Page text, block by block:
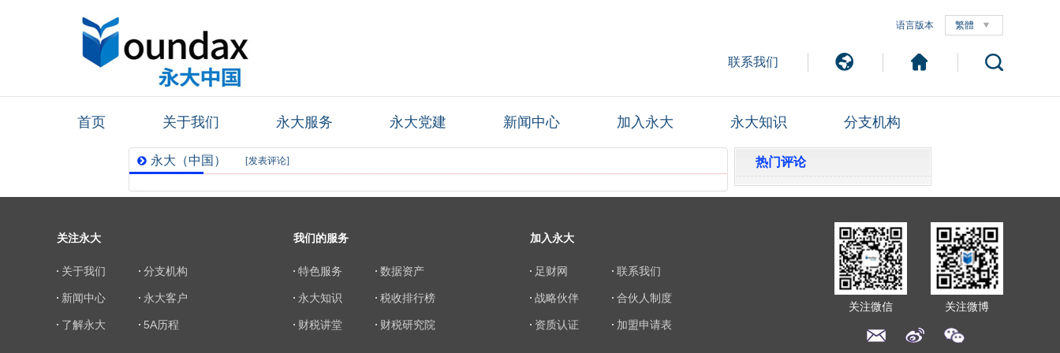
语言版本 繁體
联系我们
首页 关于我们 永大服务 永大党建 新闻中心 加入永大 永大知识 分支机构
永大（中国）
商的评论
[发表评论] 热门评论
关注永大
关于我们 分支机构
新闻中心 永大客户
了解永大 5A历程
我们的服务
特色服务 数据资产
永大知识 税收排行榜
财税讲堂 财税研究院
加入永大
足财网 联系我们
战略伙伴 合伙人制度
资质认证 加盟申请表
关注微信 关注微博